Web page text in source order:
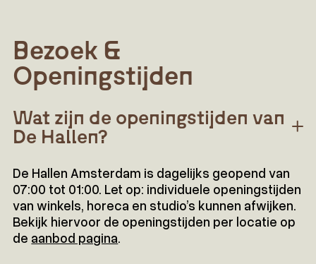
Bezoek &
Openingstijden
Wat zijn de openingstijden van
De Hallen?
De Hallen Amsterdam is dagelijks geopend van
07:00 tot 01:00. Let op: individuele openingstijden
van winkels, horeca en studio’s kunnen afwijken.
Bekijk hiervoor de openingstijden per locatie op
de aanbod pagina.